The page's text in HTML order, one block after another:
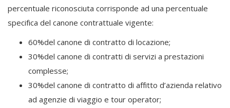
percentuale riconosciuta corrisponde ad una percentuale
specifica del canone contrattuale vigente:
60%del canone di contratto di locazione;
30%del canone di contratti di servizi a prestazioni
complesse;
30%del canone di contratto di affitto d’azienda relativo
ad agenzie di viaggio e tour operator;